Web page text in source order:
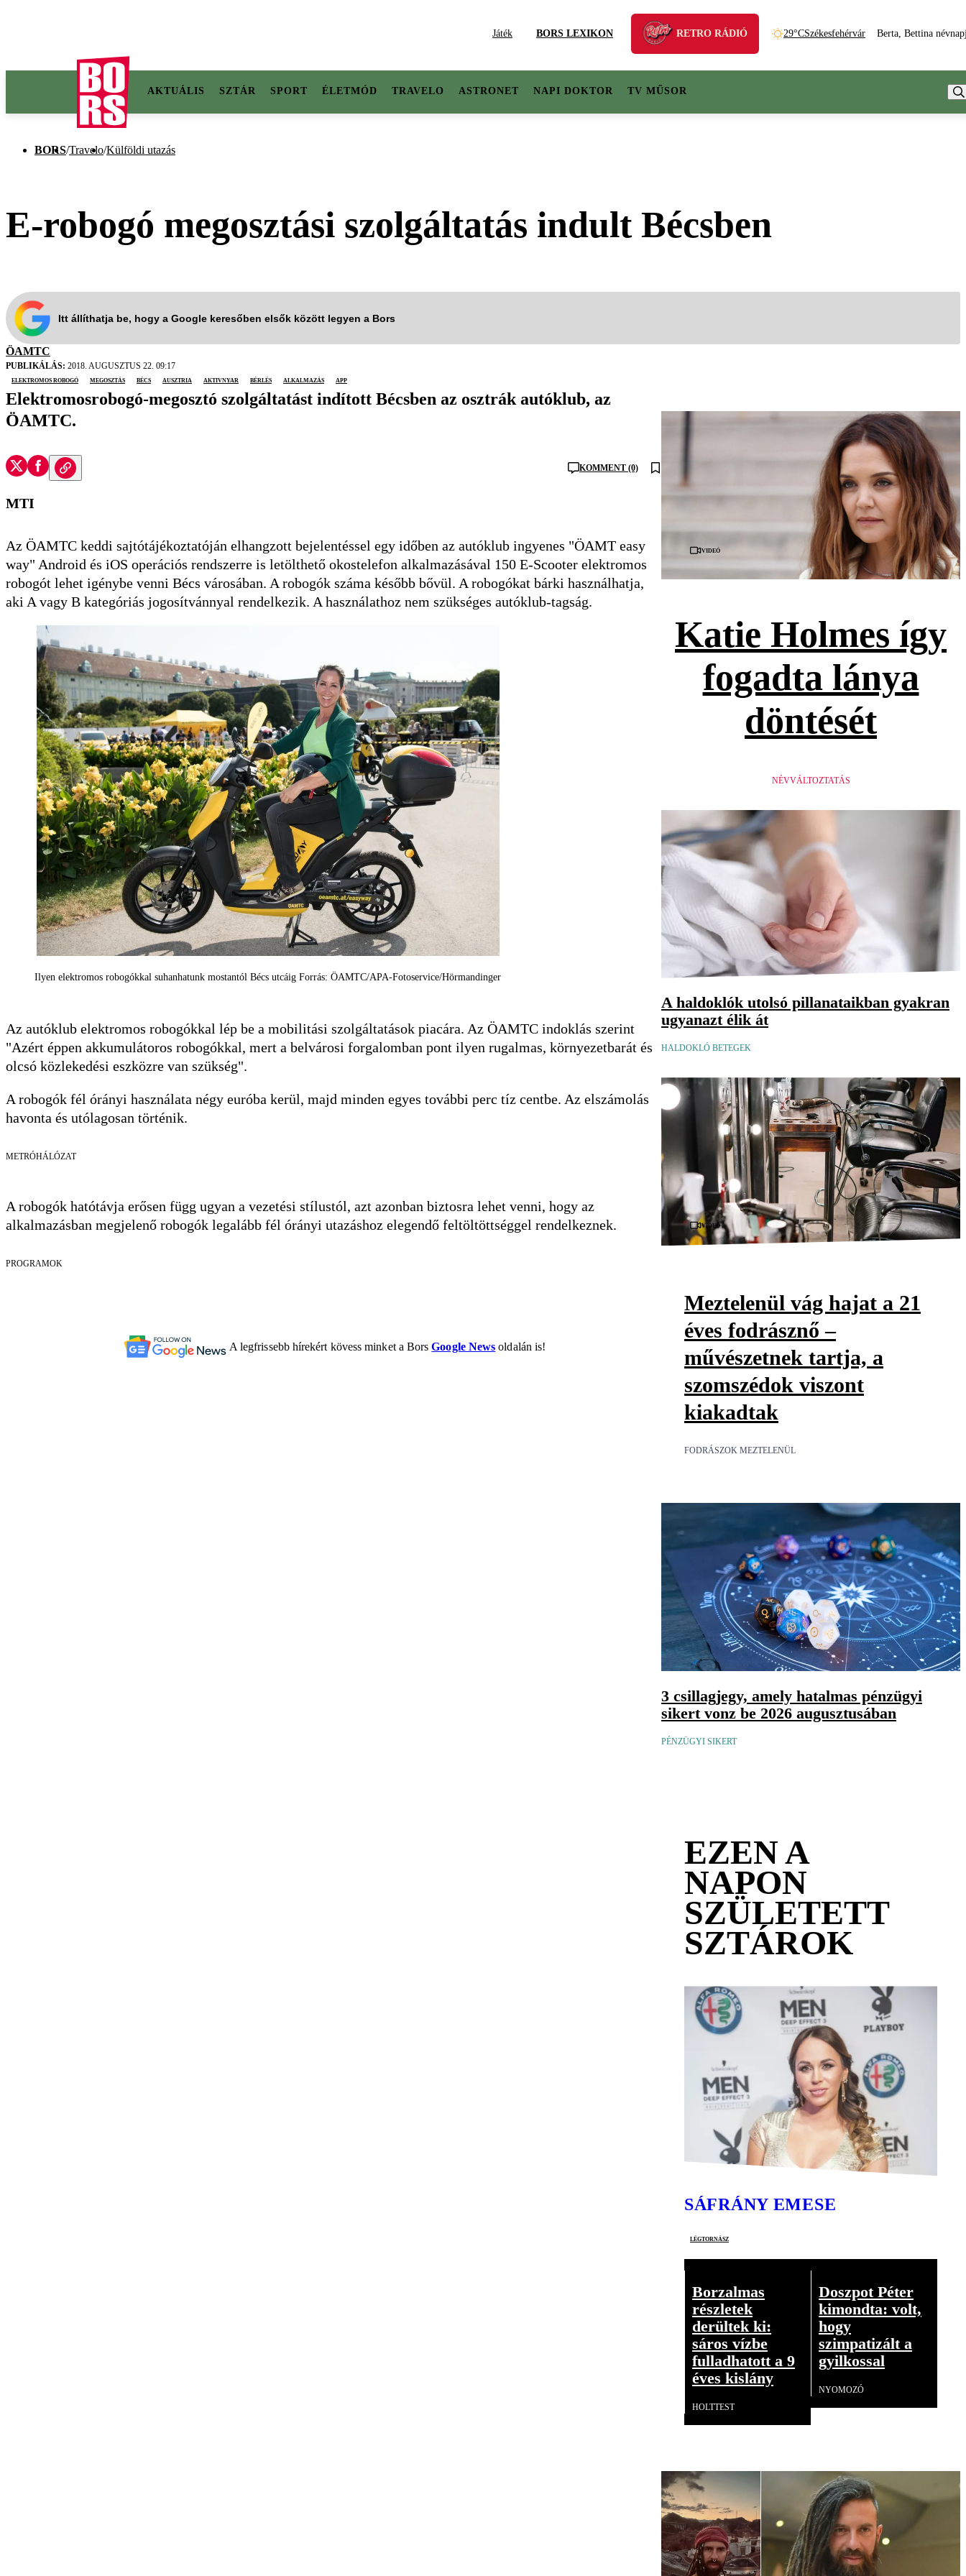
Játék BORS LEXIKON RETRO RÁDIÓ 29°CSzékesfehérvár Berta, Bettina
AKTUÁLIS SZTÁR SPORT ÉLETMÓD TRAVELO ASTRONET NAPI DOKTOR TV MŰSOR
BORS/Travelo/Külföldi utazás
E-robogó megosztási szolgáltatás indult Bécsben
Itt állíthatja be, hogy a Google keresőben elsők között legyen a Bors
ÖAMTC
PUBLIKÁLÁS: 2018. AUGUSZTUS 22. 09:17
elektromos robogó
megosztás Bécs Ausztria aktivnyar bérlés alkalmazás app
Elektromosrobogó-megosztó szolgáltatást indított Bécsben az osztrák autóklub, az
ÖAMTC.
KOMMENT (0)
MTI
Az ÖAMTC keddi sajtótájékoztatóján elhangzott bejelentéssel egy időben az autóklub ingyenes "ÖAMT easy
way" Android és iOS operációs rendszerre is letölthető okostelefon alkalmazásával 150 E-Scooter elektromos
robogót lehet igénybe venni Bécs városában. A robogók száma később bővül. A robogókat bárki használhatja,
aki A vagy B kategóriás jogosítvánnyal rendelkezik. A használathoz nem szükséges autóklub-tagság.
Ilyen elektromos robogókkal suhanhatunk mostantól Bécs utcáig Forrás: ÖAMTC/APA-Fotoservice/Hörmandinger
Az autóklub elektromos robogókkal lép be a mobilitási szolgáltatások piacára. Az ÖAMTC indoklás szerint
"Azért éppen akkumulátoros robogókkal, mert a belvárosi forgalomban pont ilyen rugalmas, környezetbarát és
olcsó közlekedési eszközre van szükség".
A robogók fél órányi használata négy euróba kerül, majd minden egyes további perc tíz centbe. Az elszámolás
havonta és utólagosan történik.
METRÓHÁLÓZAT
A robogók hatótávja erősen függ ugyan a vezetési stílustól, azt azonban biztosra lehet venni, hogy az
alkalmazásban megjelenő robogók legalább fél órányi utazáshoz elegendő feltöltöttséggel rendelkeznek.
PROGRAMOK
A legfrissebb hírekért kövess minket a BorsGoogle News oldalán is!
Videó
Katie Holmes így
fogadta lánya
döntését
NÉVVÁLTOZTATÁS
A haldoklók utolsó pillanataikban gyakran
ugyanazt élik át
HALDOKLÓ BETEGEK
Videó
Meztelenül vág hajat a 21
éves fodrásznő –
művészetnek tartja, a
szomszédok viszont
kiakadtak
FODRÁSZOK MEZTELENÜL
3 csillagjegy, amely hatalmas pénzügyi
sikert vonz be 2026 augusztusában
PÉNZÜGYI SIKERT
EZEN A
NAPON
SZÜLETETT
SZTÁROK
SÁFRÁNY EMESE
légtornász
Borzalmas
részletek
derültek ki:
sáros vízbe
fulladhatott a 9
éves kislány
HOLTTEST
Doszpot Péter
kimondta: volt,
hogy
szimpatizált a
gyilkossal
NYOMOZÓ